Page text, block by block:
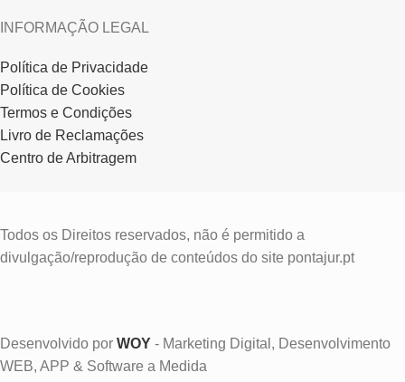
INFORMAÇÃO LEGAL
Política de Privacidade
Política de Cookies
Termos e Condições
Livro de Reclamações
Centro de Arbitragem
Todos os Direitos reservados, não é permitido a
divulgação/reprodução de conteúdos do site pontajur.pt
Desenvolvido por WOY - Marketing Digital, Desenvolvimento
WEB, APP & Software a Medida